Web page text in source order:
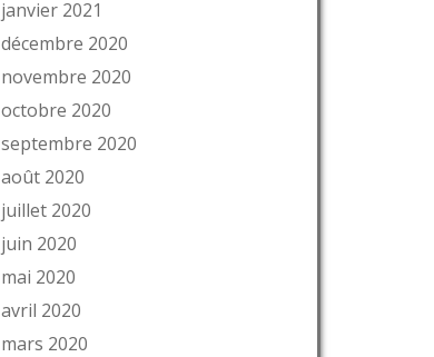
janvier 2021
décembre 2020
novembre 2020
octobre 2020
septembre 2020
août 2020
juillet 2020
juin 2020
mai 2020
avril 2020
mars 2020